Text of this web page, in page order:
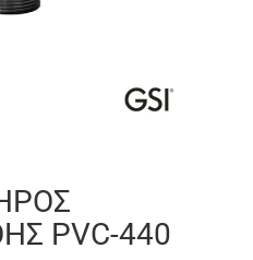
PVC-440